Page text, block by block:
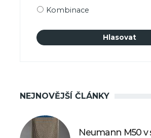
Kombinace
NEJNOVĚJŠÍ ČLÁNKY
Neumann M50 v